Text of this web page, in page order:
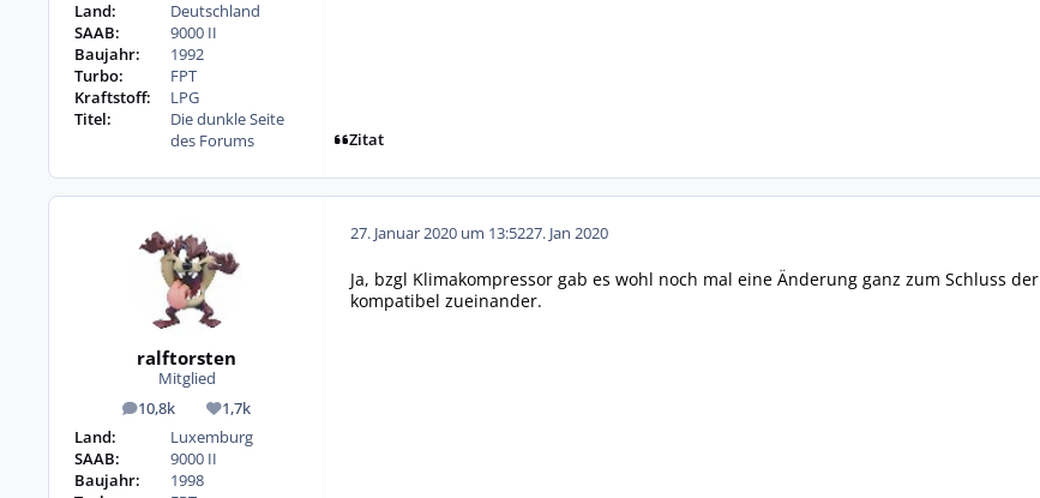
Land:
Deutschland
SAAB:
9000 II
Baujahr:
1992
Turbo:
FPT
Kraftstoff:
LPG
Titel:
Die dunkle Seite
des Forums
Zitat
ralftorsten
Mitglied
10,8k
Beiträge 1,7k
Reputation
Land:
Luxemburg
SAAB:
9000 II
Baujahr:
1998
27. Januar 2020 um 13:5227. Jan 2020
Ja, bzgl Klimakompressor gab es wohl noch mal eine Änderung ganz zum Schluss
kompatibel zueinander.